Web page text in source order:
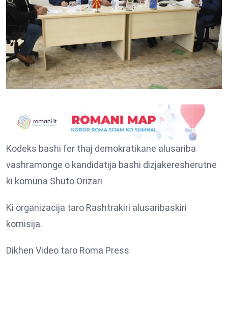
Kodeks bashi fer thaj demokratikane alusariba
vashramonge o kandidatija bashi dizjakeresherutne
ki komuna Shuto Orizari
Ki organizacija taro Rashtrakiri alusaribaskiri
komisija.
Dikhen Video taro Roma Press